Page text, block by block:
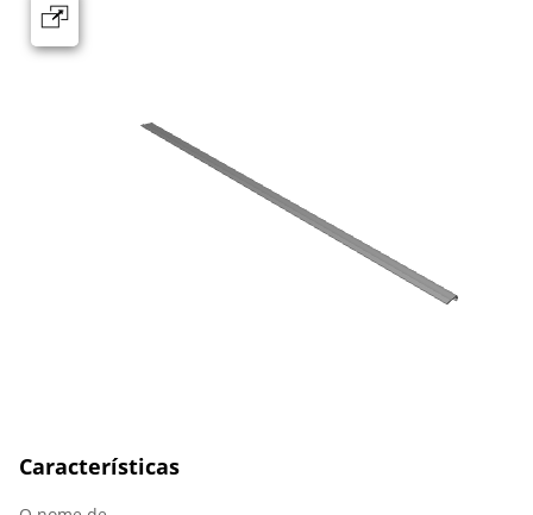
Características